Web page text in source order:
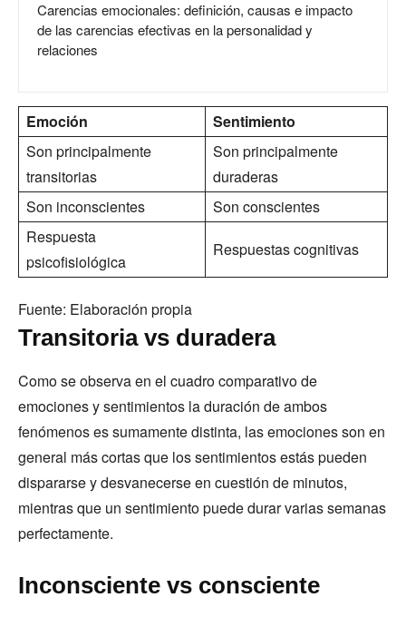
Carencias emocionales: definición, causas e impacto
de las carencias efectivas en la personalidad y
relaciones
Emoción
Sentimiento
Son principalmente
transitorias
Son principalmente
duraderas
Son inconscientes
Son conscientes
Respuesta
psicofisiológica
Respuestas cognitivas
Fuente: Elaboración propia
Transitoria vs duradera
Como se observa en el cuadro comparativo de
emociones y sentimientos la duración de ambos
fenómenos es sumamente distinta, las emociones son en
general más cortas que los sentimientos estás pueden
dispararse y desvanecerse en cuestión de minutos,
mientras que un sentimiento puede durar varias semanas
perfectamente.
Inconsciente vs consciente